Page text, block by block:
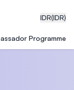
IDR(IDR)
Programme